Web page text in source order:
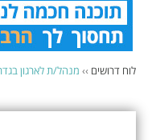
לוח דרושים ›› מנהל/ת לארגון